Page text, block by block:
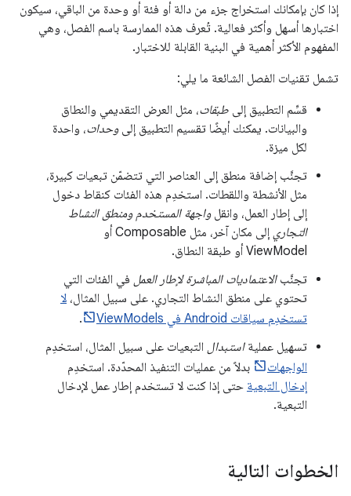
إذا كان بإمكانك استخراج جزء من دالة أو فئة أو وحدة من الباقي، سيكون
اختبارها أسهل وأكثر فعالية. تُعرف هذه الممارسة باسم الفصل، وهي
المفهوم الأكثر أهمية في البنية القابلة للاختبار.
تشمل تقنيات الفصل الشائعة ما يلي:
قسِّم التطبيق إلى طبقات، مثل العرض التقديمي والنطاق
والبيانات. يمكنك أيضًا تقسيم التطبيق إلىوحدات، واحدة
لكل ميزة.
تجنَّب إضافة منطق إلى العناصر التي تتضمّن تبعيات كبيرة،
مثل الأنشطة واللقطات. استخدِم هذه الفئات كنقاط دخول
إلى إطار العمل، وانقلواجهة المستخدم ومنطق النشاط
التجاري
إلى مكان آخر، مثل Composable أو
ViewModel أو طبقة النطاق.
تجنَّبالاعتماديات المباشرة لإطار العمل في الفئات التي
تحتوي على منطق النشاط التجاري. على سبيل المثال، لا
تستخدِم سياقات Android في ViewModels
.
تسهيل عمليةاستبدال التبعيات على سبيل المثال، استخدِم
الواجهات
بدلاً من عمليات التنفيذ المحدّدة. استخدِم
إدخال التبعية حتى إذا كنت لا تستخدم إطار عمل لإدخال
التبعية.
الخطوات التالية